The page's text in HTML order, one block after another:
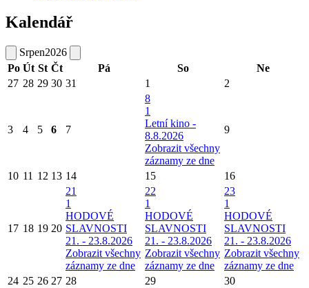
Kalendář
Srpen2026
Po Út St Čt Pá So
Ne
27 28 29 30 31 1 2
3 4 5 6 7
8
1
Letní kino -
8.8.2026
Zobrazit všechny
záznamy ze dne
9
10 11 12 13 14 15 16
17 18 19 20
21
1
HODOVÉ
SLAVNOSTI
21. - 23.8.2026
Zobrazit všechny
záznamy ze dne
22
1
HODOVÉ
SLAVNOSTI
21. - 23.8.2026
Zobrazit všechny
záznamy ze dne
23
1
HODOVÉ
SLAVNOSTI
21. - 23.8.2026
Zobrazit všechny
záznamy ze dne
24 25 26 27 28 29
30